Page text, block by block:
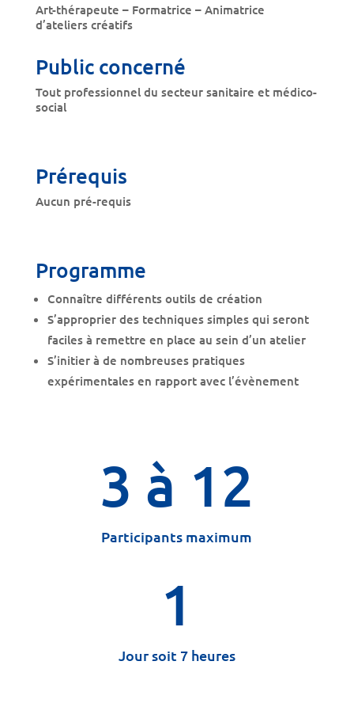
Art-thérapeute – Formatrice – Animatrice
d’ateliers créatifs
Public concerné
Tout professionnel du secteur sanitaire et médico-
social
Prérequis
Aucun pré-requis
Programme
Connaître différents outils de création
S’approprier des techniques simples qui seront
faciles à remettre en place au sein d’un atelier
S’initier à de nombreuses pratiques
expérimentales en rapport avec l’évènement
3 à 12
Participants maximum
1
Jour soit 7 heures